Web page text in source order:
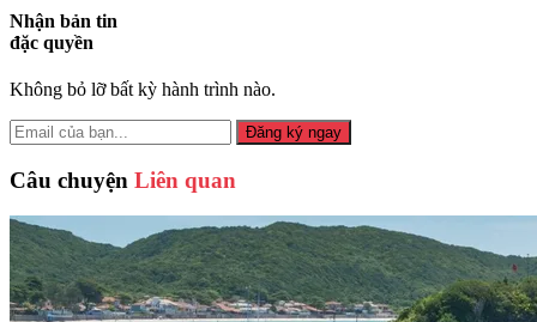
Nhận bản tin
đặc quyền
Không bỏ lỡ bất kỳ hành trình nào.
Đăng ký ngay
Câu chuyện Liên quan